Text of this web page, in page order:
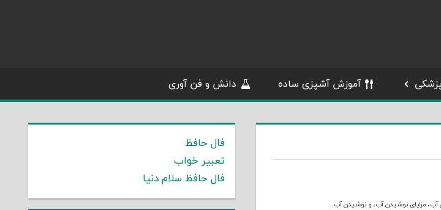
آموزش آشپزی ساده دانش و فن آوری
آب، مزایای نوشیدن آب، ونوشیدن آب.
فال حافظ
تعبیر خواب
فال حافظ سلام دنیا